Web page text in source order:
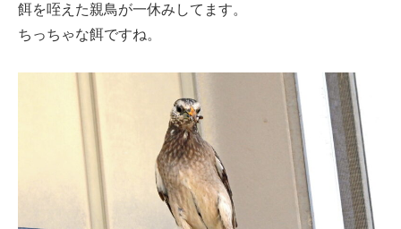
餌を咥えた親鳥が一休みしてます。
ちっちゃな餌ですね。